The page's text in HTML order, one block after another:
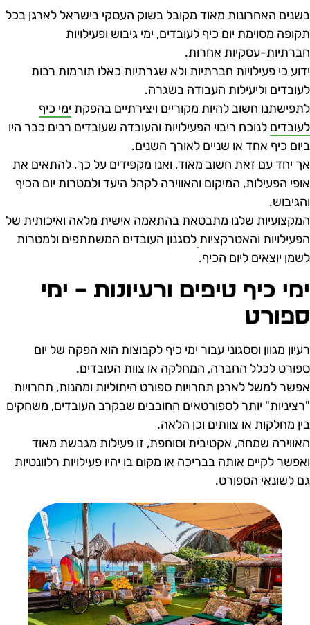
האחרונות מאוד מקובל בשוק העסקי בישראל לארגן בכל
מסוימת יום כיף לעובדים, ימי גיבוש ופעילויות
עסקיות אחרות.
כי פעילויות חברתיות ולא שגרתיות כאלו תורמות רבות
וליעילות העבודה בשגרה.
חשוב להיות מקוריים ויצירתיים בהפקת ימי כיף
לנוכח ריבוי הפעילויות והעובדה שעובדים רבים כבר היו
כיף אחד או שניים לאורך השנים.
יחד עם זאת חשוב מאוד, ואנו מקפידים על כך, להתאים את
הפעילות, המיקום והאווירה לקהל היעד ולמטרות יום הכיף
שלנו מתבטאת בהתאמה אישית מלאה ואיכותית של
והאטרקציות לסגנון העובדים המשתתפים ולמטרות
יוצאים ליום הכיף.
כיף טיפים ורעיונות – ימי
מגוון וססגוני עבור ימי כיף לקבוצות הוא הפקה של יום
לכלל החברה, המחלקה או צוות העובדים.
למשל לארגן תחרויות ספורט היתוליות ומהנות, תחרויות
יותר לספורטאים החובבים שבקרב העובדים, משחקים
מחלקות או צוותים וכן הלאה.
שמחה, אקטיבית וסוחפת, זו פעילות מגבשת מאוד
לקיים אותה בבריכה או מקום בו יהיו פעילויות רלוונטיות
לשונאי הספורט.